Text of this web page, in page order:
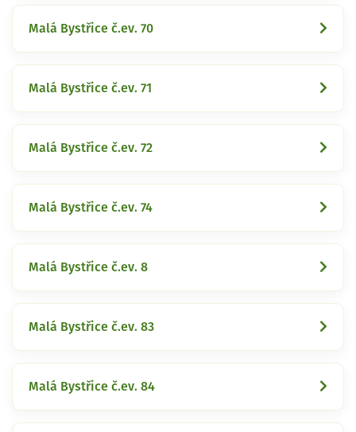
Malá Bystřice č.ev. 70
Malá Bystřice č.ev. 71
Malá Bystřice č.ev. 72
Malá Bystřice č.ev. 74
Malá Bystřice č.ev. 8
Malá Bystřice č.ev. 83
Malá Bystřice č.ev. 84